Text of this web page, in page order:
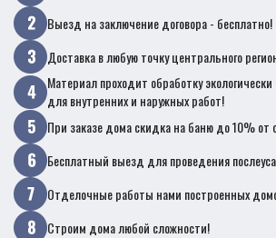
Выезд на заключение договора - бесплатно!
Доставка в любую точку центрального
Материал проходит обработку
для внутренних и наружных работ!
При заказе дома скидка на баню до 10% от
Бесплатный выезд для проведения
Отделочные работы нами построенных
Строим дома любой сложности!